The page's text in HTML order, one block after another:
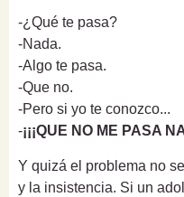
-¿Qué te pasa?
-Nada.
-Algo te pasa.
-Que no.
-Pero si yo te conozco...
-¡¡¡QUE NO ME PASA
Y quizá el problema no
y la insistencia. Si un